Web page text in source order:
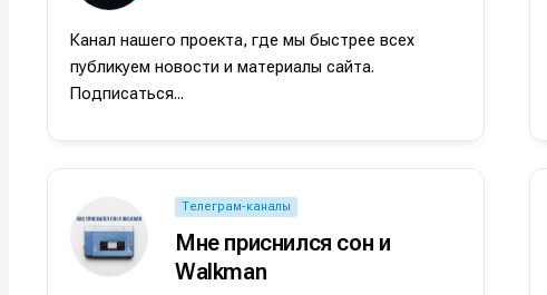
Канал нашего проекта, где мы быстрее всех
публикуем новости и материалы сайта.
Подписаться...
Телеграм-каналы
Мне приснился сон и
Walkman